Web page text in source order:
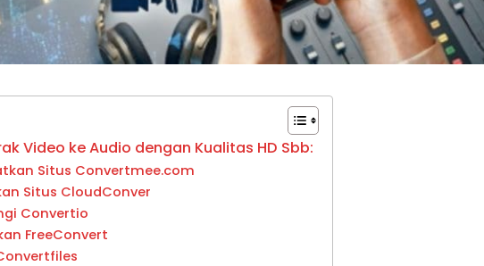
Video ke Audio dengan Kualitas HD Sbb:
Situs Convertmee.com
Situs CloudConver
Convertio
FreeConvert